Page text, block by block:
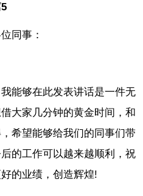
同事：
能够在此发表讲话是一件无
大家几分钟的黄金时间，和
希望能够给我们的同事们带
的工作可以越来越顺利，祝
的业绩，创造辉煌!